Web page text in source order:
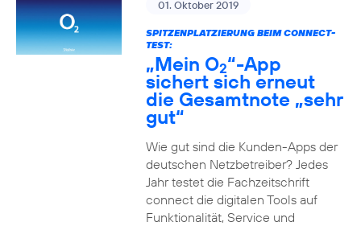
01. Oktober 2019
SPITZENPLATZIERUNG BEIM CONNECT-
TEST:
„Mein O2“-App
sichert sich erneut
die Gesamtnote „sehr
gut“
Wie gut sind die Kunden-Apps der
deutschen Netzbetreiber? Jedes
Jahr testet die Fachzeitschrift
connect die digitalen Tools auf
Funktionalität, Service und